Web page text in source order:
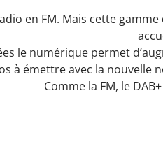
en FM. Mais cette
le numérique permet
à émettre avec la nouvelle
Comme la FM, le